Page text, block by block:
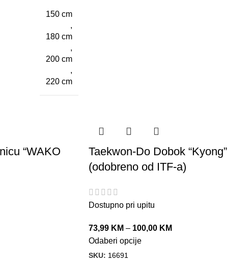
150 cm
,
180 cm
,
200 cm
,
220 cm
“WAKO
Taekwon-Do Dobok “Kyong”
(odobreno od ITF-a)
Dostupno pri upitu
73,99 KM – 100,00 KM
Odaberi opcije
SKU: 16691